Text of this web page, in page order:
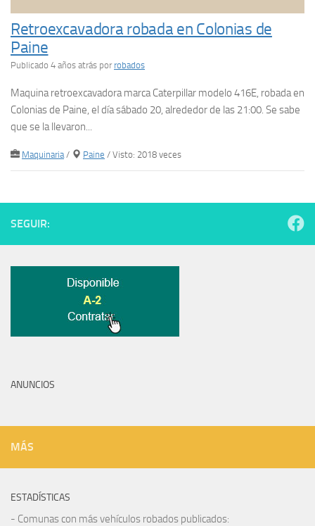
Retroexcavadora robada en Colonias de
Paine
Publicado 4 años atrás por robados
Maquina retroexcavadora marca Caterpillar modelo 416E, robada en
Colonias de Paine, el día sábado 20, alrededor de las 21:00. Se sabe
que se la llevaron...
Maquinaria / Paine / Visto: 2018 veces
SEGUIR:
ANUNCIOS
MÁS
ESTADÍSTICAS
- Comunas con más vehículos robados publicados: